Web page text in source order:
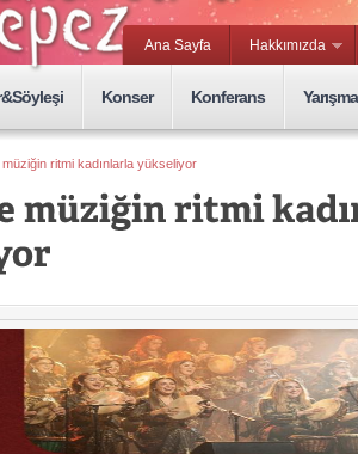
Ana Sayfa Hakkımızda
Konser Konferans Yarışma
müziğin ritmi kadınlarla yükseliyor